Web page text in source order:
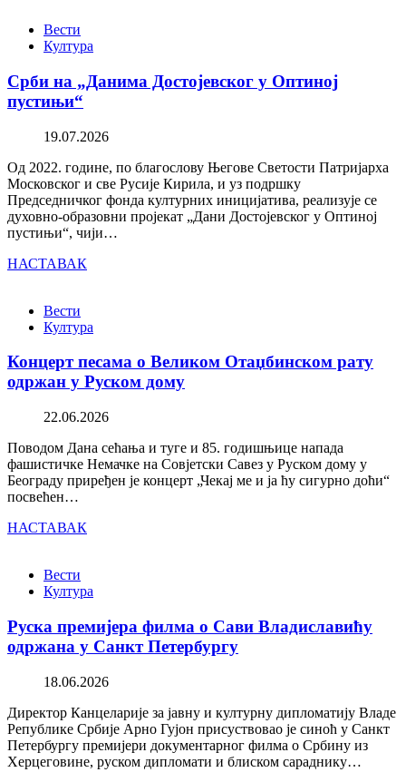
Вести
Култура
Срби на „Данима Достојевског у Оптиној
пустињи“
19.07.2026
Од 2022. године, по благослову Његове Светости Патријарха
Московског и све Русије Кирила, и уз подршку
Председничког фонда културних иницијатива, реализује се
духовно-образовни пројекат „Дани Достојевског у Оптиној
пустињи“, чији…
НАСТАВАК
Вести
Култура
Концерт песама о Великом Отаџбинском рату
одржан у Руском дому
22.06.2026
Поводом Дана сећања и туге и 85. годишњице напада
фашистичке Немачке на Совјетски Савез у Руском дому у
Београду приређен је концерт „Чекај ме и ја ћу сигурно доћи“
посвећен…
НАСТАВАК
Вести
Култура
Руска премијера филма о Сави Владиславићу
одржана у Санкт Петербургу
18.06.2026
Директор Канцеларије за јавну и културну дипломатију Владе
Републике Србије Арно Гујон присуствовао је синоћ у Санкт
Петербургу премијери документарног филма о Србину из
Херцеговине, руском дипломати и блиском сараднику…